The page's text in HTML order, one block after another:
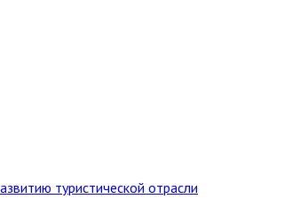
туристической отрасли